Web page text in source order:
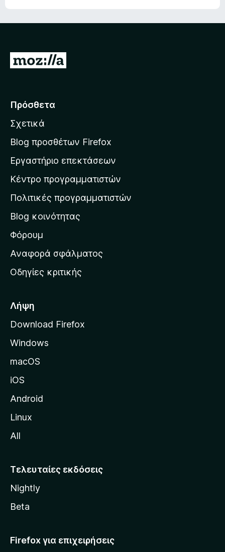
Μ
ά
α
σ
σ
τ
η
α
ρ
χ
κ
σ
λ
ί
τ
η
o
i
l
a
Πρόσθετα
Σχετικά
Blog προσθέτων Firefox
Εργαστήριο επεκτάσεων
Κέντρο προγραμματιστών
Πολιτικές προγραμματιστών
Blog κοινότητας
Φόρουμ
Αναφορά σφάλματος
Οδηγίες κριτικής
Λήψη
Download Firefox
Windows
macOS
iOS
Android
Linux
All
Τελευταίες εκδόσεις
Nightly
Beta
Firefox για επιχειρήσεις